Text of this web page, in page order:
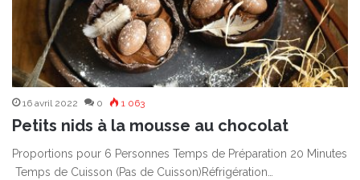
16 avril 2022 0 1 063
Petits nids à la mousse au chocolat
Proportions pour 6 Personnes Temps de Préparation 20 Minutes
Temps de Cuisson (Pas de Cuisson)Réfrigération…